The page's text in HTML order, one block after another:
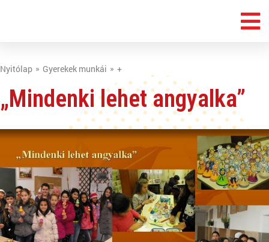
Nyitólap Gyerekek munkái +
„Mindenki lehet angyalka”